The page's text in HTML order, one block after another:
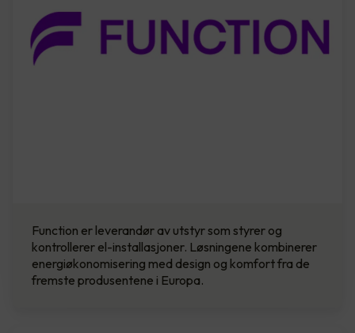
Function er leverandør av utstyr som styrer og
kontrollerer el-installasjoner. Løsningene kombinerer
energi­økonomisering med design og komfort fra de
fremste produsentene i Europa.